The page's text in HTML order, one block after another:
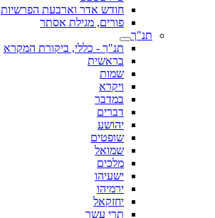
חודש אדר וארבעת הפרשיות
פורים, מגילת אסתר
תנ"ך
תנ"ך - כללי, ביקורת המקרא
בראשית
שמות
ויקרא
במדבר
דברים
יהושע
שופטים
שמואל
מלכים
ישעיהו
ירמיהו
יחזקאל
תרי עשר